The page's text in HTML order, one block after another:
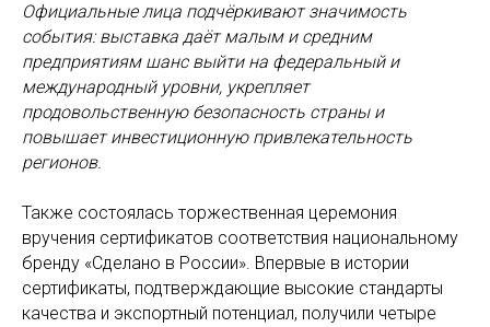
Официальные лица подчёркивают значимость
события: выставка даёт малым и средним
предприятиям шанс выйти на федеральный и
международный уровни, укрепляет
продовольственную безопасность страны и
повышает инвестиционную привлекательность
регионов.
Также состоялась торжественная церемония
вручения сертификатов соответствия национальному
бренду «Сделано в России». Впервые в истории
сертификаты, подтверждающие высокие стандарты
качества и экспортный потенциал, получили четыре